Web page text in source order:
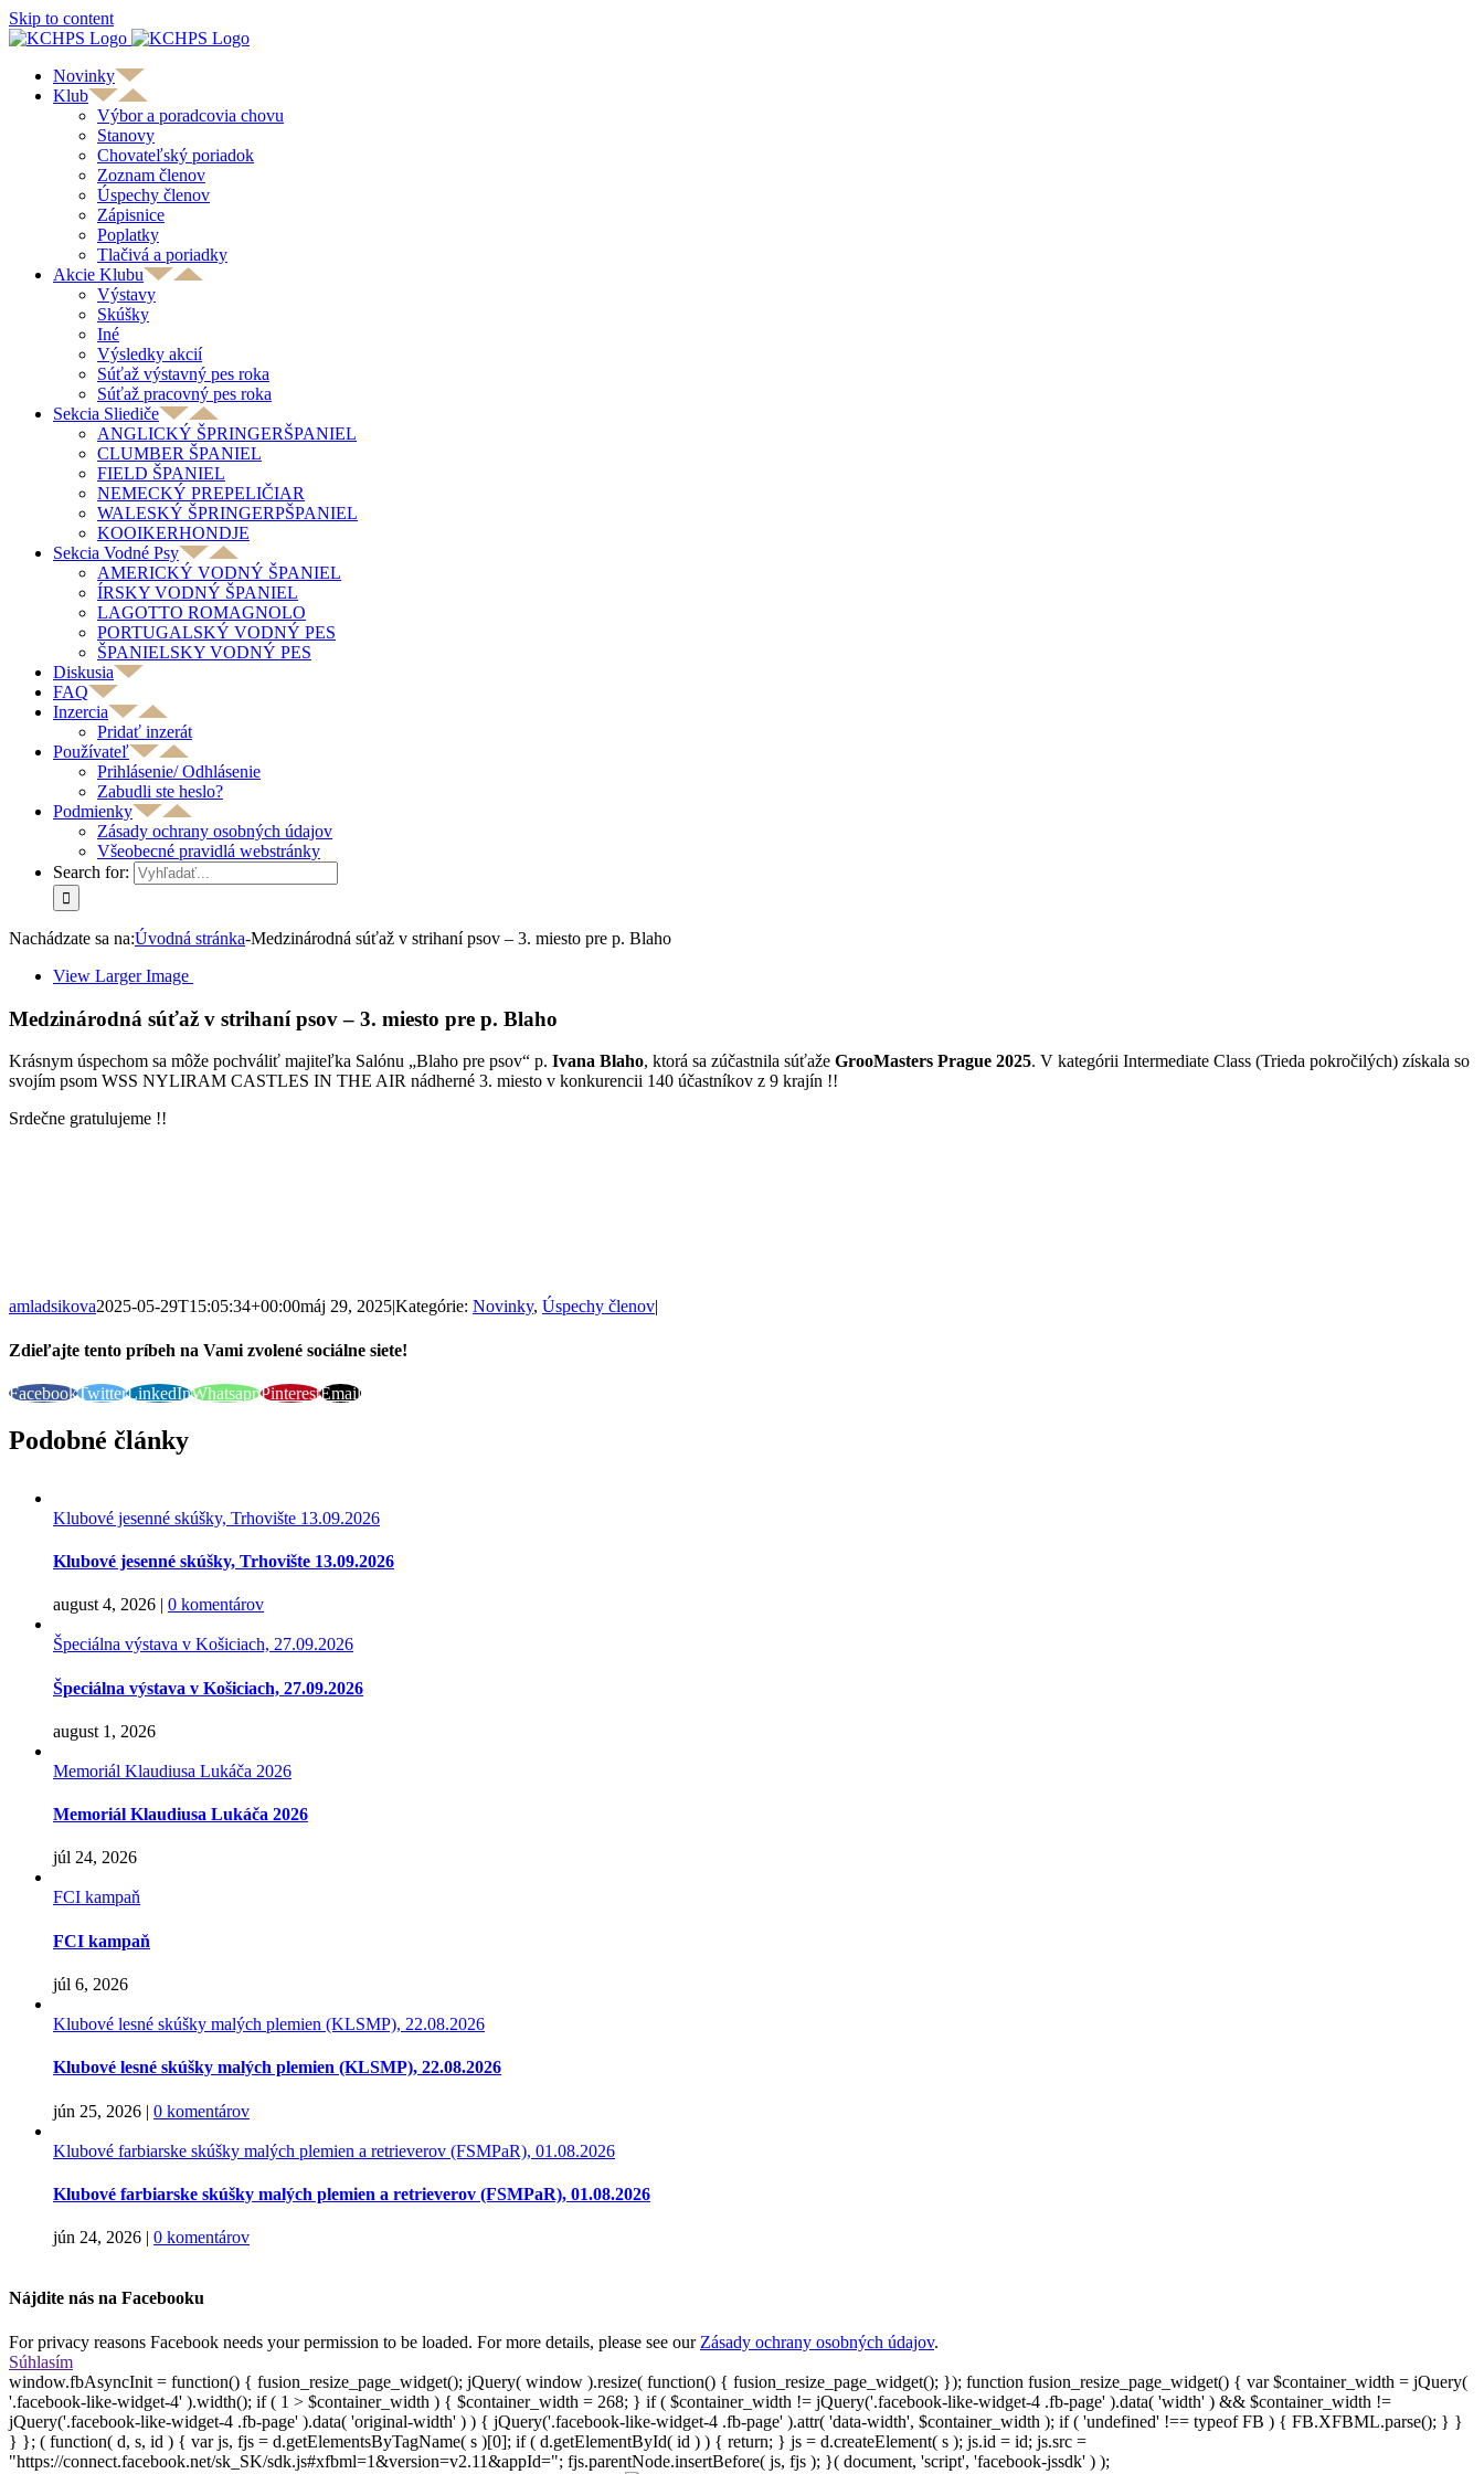
Skip to content
Novinky
Klub
Výbor a poradcovia chovu
Stanovy
Chovateľský poriadok
Zoznam členov
Úspechy členov
Zápisnice
Poplatky
Tlačivá a poriadky
Akcie Klubu
Výstavy
Skúšky
Iné
Výsledky akcií
Súťaž výstavný pes roka
Súťaž pracovný pes roka
Sekcia Sliediče
ANGLICKÝ ŠPRINGERŠPANIEL
CLUMBER ŠPANIEL
FIELD ŠPANIEL
NEMECKÝ PREPELIČIAR
WALESKÝ ŠPRINGERPŠPANIEL
KOOIKERHONDJE
Sekcia Vodné Psy
AMERICKÝ VODNÝ ŠPANIEL
ÍRSKY VODNÝ ŠPANIEL
LAGOTTO ROMAGNOLO
PORTUGALSKÝ VODNÝ PES
ŠPANIELSKY VODNÝ PES
Diskusia
FAQ
Inzercia
Pridať inzerát
Používateľ
Prihlásenie/ Odhlásenie
Zabudli ste heslo?
Podmienky
Zásady ochrany osobných údajov
Všeobecné pravidlá webstránky
Search for:
Nachádzate sa na:Úvodná stránka-Medzinárodná súťaž v strihaní psov – 3. miesto pre p. Blaho
View Larger Image
Medzinárodná súťaž v strihaní psov – 3. miesto pre p. Blaho
Krásnym úspechom sa môže pochváliť majiteľka Salónu „Blaho pre psov“ p. Ivana Blaho, ktorá sa zúčastnila súťaže GrooMasters Prague 2025. V kategórii Intermediate Class (Trieda pokročilých) získala so
svojím psom WSS NYLIRAM CASTLES IN THE AIR nádherné 3. miesto v konkurencii 140 účastníkov z 9 krajín !!
Srdečne gratulujeme !!
amladsikova2025-05-29T15:05:34+00:00máj 29, 2025|Kategórie: Novinky, Úspechy členov|
Zdieľajte tento príbeh na Vami zvolené sociálne siete!
FacebookTwitterLinkedInWhatsappPinterestEmail
Podobné články
Klubové jesenné skúšky, Trhovište 13.09.2026
Klubové jesenné skúšky, Trhovište 13.09.2026
august 4, 2026 | 0 komentárov
Špeciálna výstava v Košiciach, 27.09.2026
Špeciálna výstava v Košiciach, 27.09.2026
august 1, 2026
Memoriál Klaudiusa Lukáča 2026
Memoriál Klaudiusa Lukáča 2026
júl 24, 2026
FCI kampaň
FCI kampaň
júl 6, 2026
Klubové lesné skúšky malých plemien (KLSMP), 22.08.2026
Klubové lesné skúšky malých plemien (KLSMP), 22.08.2026
jún 25, 2026 | 0 komentárov
Klubové farbiarske skúšky malých plemien a retrieverov (FSMPaR), 01.08.2026
Klubové farbiarske skúšky malých plemien a retrieverov (FSMPaR), 01.08.2026
jún 24, 2026 | 0 komentárov
Nájdite nás na Facebooku
For privacy reasons Facebook needs your permission to be loaded. For more details, please see our Zásady ochrany osobných údajov.
Súhlasím
window.fbAsyncInit = function() { fusion_resize_page_widget(); jQuery( window ).resize( function() { fusion_resize_page_widget(); }); function fusion_resize_page_widget() { var $container_width = jQuery(
'.facebook-like-widget-4' ).width(); if ( 1 > $container_width ) { $container_width = 268; } if ( $container_width != jQuery('.facebook-like-widget-4 .fb-page' ).data( 'width' ) && $container_width !=
jQuery('.facebook-like-widget-4 .fb-page' ).data( 'original-width' ) ) { jQuery('.facebook-like-widget-4 .fb-page' ).attr( 'data-width', $container_width ); if ( 'undefined' !== typeof FB ) { FB.XFBML.parse(); } }
} }; ( function( d, s, id ) { var js, fjs = d.getElementsByTagName( s )[0]; if ( d.getElementById( id ) ) { return; } js = d.createElement( s ); js.id = id; js.src =
"https://connect.facebook.net/sk_SK/sdk.js#xfbml=1&version=v2.11&appId="; fjs.parentNode.insertBefore( js, fjs ); }( document, 'script', 'facebook-jssdk' ) );